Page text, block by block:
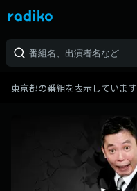
東京都の番組を表示しています